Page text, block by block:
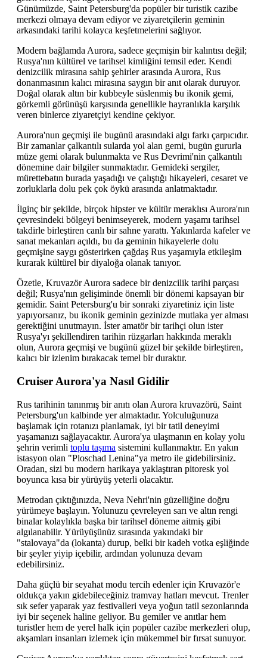
Günümüzde, Saint Petersburg'da popüler bir turistik cazibe
merkezi olmaya devam ediyor ve ziyaretçilerin geminin
arkasındaki tarihi kolayca keşfetmelerini sağlıyor.
Modern bağlamda Aurora, sadece geçmişin bir kalıntısı değil;
Rusya'nın kültürel ve tarihsel kimliğini temsil eder. Kendi
denizcilik mirasına sahip şehirler arasında Aurora, Rus
donanmasının kalıcı mirasına saygın bir anıt olarak duruyor.
Doğal olarak altın bir kubbeyle süslenmiş bu ikonik gemi,
görkemli görünüşü karşısında genellikle hayranlıkla karşılık
veren binlerce ziyaretçiyi kendine çekiyor.
Aurora'nun geçmişi ile bugünü arasındaki algı farkı çarpıcıdır.
Bir zamanlar çalkantılı sularda yol alan gemi, bugün gururla
müze gemi olarak bulunmakta ve Rus Devrimi'nin çalkantılı
dönemine dair bilgiler sunmaktadır. Gemideki sergiler,
mürettebatın burada yaşadığı ve çalıştığı hikayeleri, cesaret ve
zorluklarla dolu pek çok öykü arasında anlatmaktadır.
İlginç bir şekilde, birçok hipster ve kültür meraklısı Aurora'nın
çevresindeki bölgeyi benimseyerek, modern yaşamı tarihsel
takdirle birleştiren canlı bir sahne yarattı. Yakınlarda kafeler ve
sanat mekanları açıldı, bu da geminin hikayelerle dolu
geçmişine saygı gösterirken çağdaş Rus yaşamıyla etkileşim
kurarak kültürel bir diyaloğa olanak tanıyor.
Özetle, Kruvazör Aurora sadece bir denizcilik tarihi parçası
değil; Rusya'nın gelişiminde önemli bir dönemi kapsayan bir
gemidir. Saint Petersburg'u bir sonraki ziyaretiniz için liste
yapıyorsanız, bu ikonik geminin gezinizde mutlaka yer alması
gerektiğini unutmayın. İster amatör bir tarihçi olun ister
Rusya'yı şekillendiren tarihin rüzgarları hakkında meraklı
olun, Aurora geçmişi ve bugünü güzel bir şekilde birleştiren,
kalıcı bir izlenim bırakacak temel bir duraktır.
Cruiser Aurora'ya Nasıl Gidilir
Rus tarihinin tanınmış bir anıtı olan Aurora kruvazörü, Saint
Petersburg'un kalbinde yer almaktadır. Yolculuğunuza
başlamak için rotanızı planlamak, iyi bir tatil deneyimi
yaşamanızı sağlayacaktır. Aurora'ya ulaşmanın en kolay yolu
şehrin verimli toplu taşıma sistemini kullanmaktır. En yakın
istasyon olan "Ploschad Lenina"ya metro ile gidebilirsiniz.
Oradan, sizi bu modern harikaya yaklaştıran pitoresk yol
boyunca kısa bir yürüyüş yeterli olacaktır.
Metrodan çıktığınızda, Neva Nehri'nin güzelliğine doğru
yürümeye başlayın. Yolunuzu çevreleyen sarı ve altın rengi
binalar kolaylıkla başka bir tarihsel döneme aitmiş gibi
algılanabilir. Yürüyüşünüz sırasında yakındaki bir
"stalovaya"da (lokanta) durup, belki bir kadeh votka eşliğinde
bir şeyler yiyip içebilir, ardından yolunuza devam
edebilirsiniz.
Daha güçlü bir seyahat modu tercih edenler için Kruvazör'e
oldukça yakın gidebileceğiniz tramvay hatları mevcut. Trenler
sık sefer yaparak yaz festivalleri veya yoğun tatil sezonlarında
iyi bir seçenek haline geliyor. Bu gemiler ve anıtlar hem
turistler hem de yerel halk için popüler cazibe merkezleri olup,
akşamları insanları izlemek için mükemmel bir fırsat sunuyor.